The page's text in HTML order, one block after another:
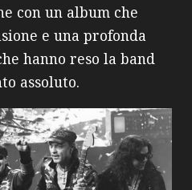
con un album che
e una profonda
hanno reso la band
assoluto.